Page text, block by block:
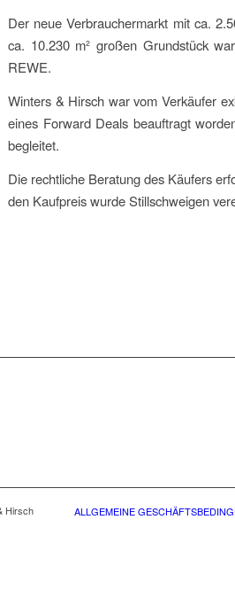
Der neue Verbrauchermarkt mit ca.
ca. 10.230 m² großen Grundstück
REWE.
Winters & Hirsch war vom Verkäufer
eines Forward Deals beauftragt
begleitet.
Die rechtliche Beratung des Käufers
den Kaufpreis wurde Stillschweigen
Hirsch ALLGEMEINE